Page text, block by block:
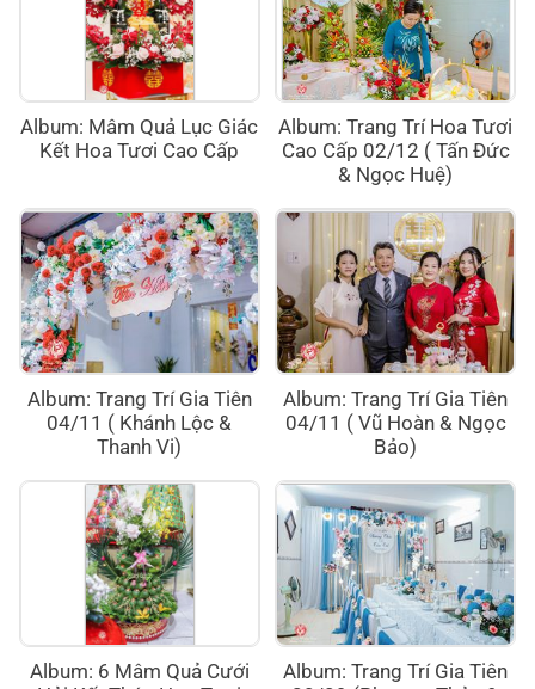
Album: Mâm Quả Lục Giác
Kết Hoa Tươi Cao Cấp
Album: Trang Trí Hoa Tươi
Cao Cấp 02/12 ( Tấn Đức
& Ngọc Huệ)
Album: Trang Trí Gia Tiên
04/11 ( Khánh Lộc &
Thanh Vi)
Album: Trang Trí Gia Tiên
04/11 ( Vũ Hoàn & Ngọc
Bảo)
Album: 6 Mâm Quả Cưới
Album: Trang Trí Gia Tiên